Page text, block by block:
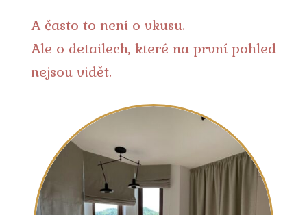
A často to není o vkusu.
Ale o detailech, které na první pohled
nejsou vidět.